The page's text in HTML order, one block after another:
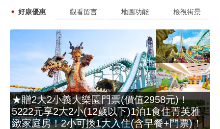
好康優惠 觀看留言 地圖功能 檢視街景
★贈2大2小義大樂園門票(價值2958元)！
5222元享2大2小(12歲以下)1泊1食住菁英雅
緻家庭房！2小可換1大入住(含早餐+門票)！